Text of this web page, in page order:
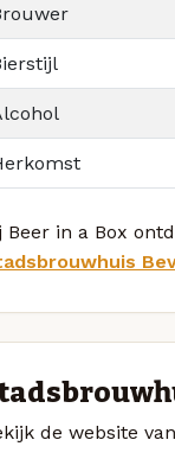
Beer in a Box
de website